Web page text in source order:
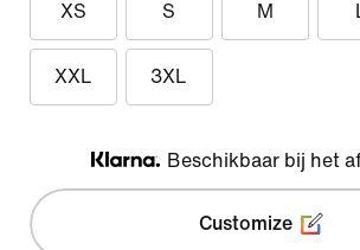
XS S M
XXL 3XL
Klarna
Beschikbaar bij het
Customize